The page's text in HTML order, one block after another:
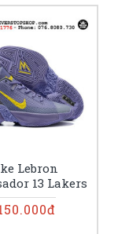
Lebron
13 Lakers